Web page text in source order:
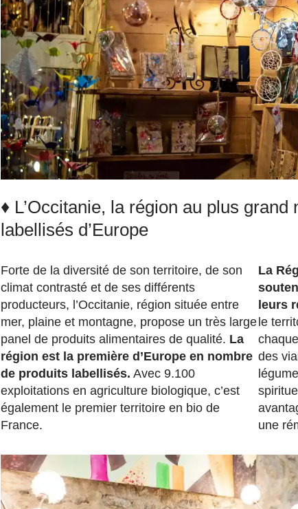
♦ L’Occitanie, la région au plus
labellisés d’Europe
Forte de la diversité de son territoire, de son
climat contrasté et de ses différents
producteurs, l’Occitanie, région située entre
mer, plaine et montagne, propose un très large
panel de produits alimentaires de qualité. La
région est la première d’Europe en nombre
de produits labellisés. Avec 9.100
exploitations en agriculture biologique, c’est
également le premier territoire en bio de
France.
La
leurs
le
des
une